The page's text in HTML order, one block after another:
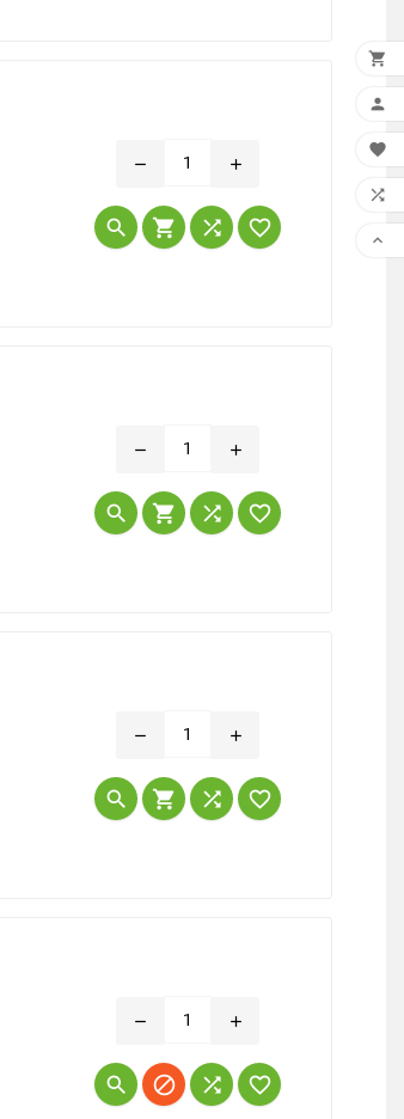
remove add
   
remove add
   
remove add
   
remove add
   




